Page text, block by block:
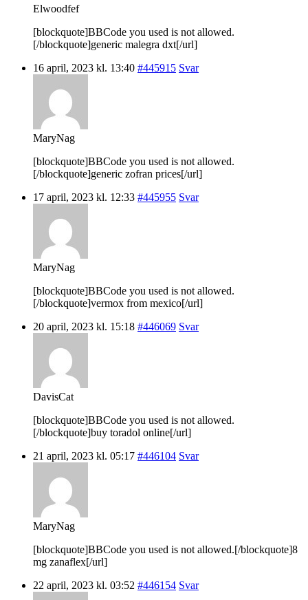
Elwoodfef
[blockquote]BBCode you used is not allowed.
[/blockquote]generic malegra dxt[/url]
16 april, 2023 kl. 13:40 #445915 Svar
MaryNag
[blockquote]BBCode you used is not allowed.
[/blockquote]generic zofran prices[/url]
17 april, 2023 kl. 12:33 #445955 Svar
MaryNag
[blockquote]BBCode you used is not allowed.
[/blockquote]vermox from mexico[/url]
20 april, 2023 kl. 15:18 #446069 Svar
DavisCat
[blockquote]BBCode you used is not allowed.
[/blockquote]buy toradol online[/url]
21 april, 2023 kl. 05:17 #446104 Svar
MaryNag
[blockquote]BBCode you used is not allowed.[/blockquote]8
mg zanaflex[/url]
22 april, 2023 kl. 03:52 #446154 Svar